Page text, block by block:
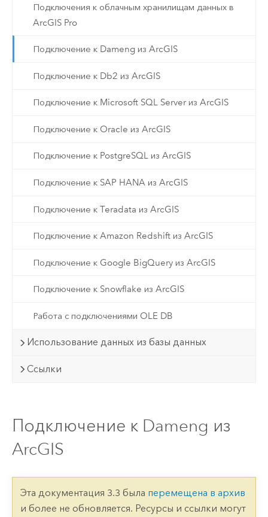
Подключения к облачным хранилищам данных в
ArcGIS Pro
Подключение к Dameng из ArcGIS
Подключение к Db2 из ArcGIS
Подключение к Microsoft SQL Server из ArcGIS
Подключение к Oracle из ArcGIS
Подключение к PostgreSQL из ArcGIS
Подключение к SAP HANA из ArcGIS
Подключение к Teradata из ArcGIS
Подключение к Amazon Redshift из ArcGIS
Подключение к Google BigQuery из ArcGIS
Подключение к Snowflake из ArcGIS
Работа с подключениями OLE DB
Использование данных из базы данных
Ссылки
Подключение к Dameng из
ArcGIS
Эта документация 3.3 была перемещена в архив
и более не обновляется. Ресурсы и ссылки могут